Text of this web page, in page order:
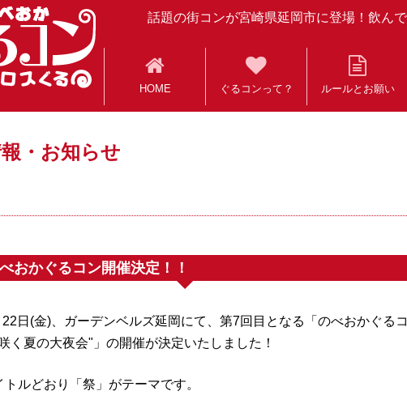
話題の街コンが宮崎県延岡市に登場！飲ん
HOME ぐるコンって？ ルールとお願い
・お知らせ
おかぐるコン開催決定！！
日(金)、ガーデンベルズ延岡にて、第7回目となる「のべおかぐる
く夏の大夜会"」の開催が決定いたしました！
ルどおり「祭」がテーマです。